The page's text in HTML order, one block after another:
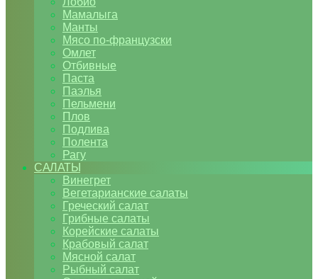
Мамалыга
Манты
Мясо по-французски
Омлет
Отбивные
Паста
Паэлья
Пельмени
Плов
Подлива
Полента
Рагу
САЛАТЫ
Винегрет
Вегетарианские салаты
Греческий салат
Грибные салаты
Корейские салаты
Крабовый салат
Мясной салат
Рыбный салат